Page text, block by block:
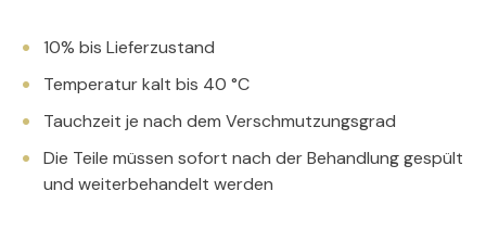
10% bis Lieferzustand
Temperatur kalt bis 40 °C
Tauchzeit je nach dem Verschmutzungsgrad
Die Teile müssen sofort nach der Behandlung gespült
und weiterbehandelt werden